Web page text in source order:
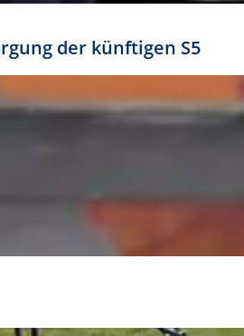
sich für gängige Formate
der künftigen S5